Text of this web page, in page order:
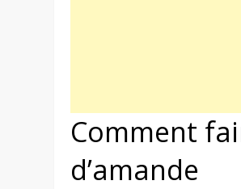
Comment
d’amande